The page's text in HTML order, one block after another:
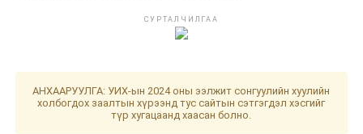
Сүхбаатар дүүрэгт 37228 ам.метр явган хүний замын
СУРТАЛЧИЛГАА
АНХААРУУЛГА: УИХ-ын 2024 оны ээлжит сонгуулийн хуулийн
холбогдох заалтын хүрээнд тус сайтын сэтгэгдэл хэсгийг
түр хугацаанд хаасан болно.